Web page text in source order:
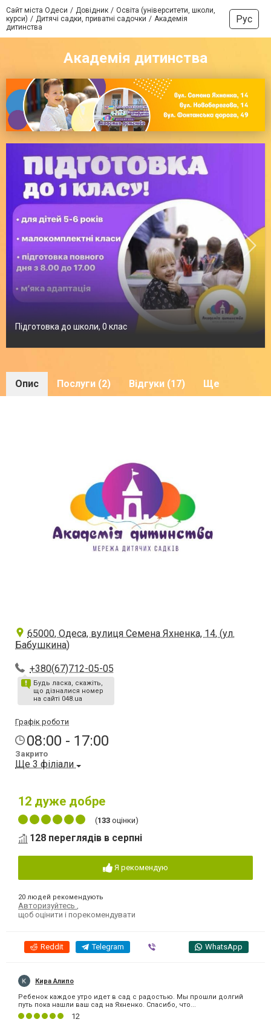
Сайт міста Одеси Довідник
Освіта (університети, школи,
курси)
Дитячі садки, приватні садочки
Академія
дитинства
Рус
Академія дитинства
Підготовка до школи, 0 клас
Опис Послуги (2) Відгуки (17) Ще
65000, Одеса, вулиця Семена Яхненка, 14, (ул.
Бабушкина)
+380(67)712-05-05
Будь ласка, скажіть,
що дізналися номер
на сайті 048.ua
Графік роботи
08:00 - 17:00
Закрито
Ще 3 філіали
12 дуже добре
(133 оцінки)
128 переглядів в серпні
Я рекомендую
20 людей рекомендують
Авторизуйтесь ,
щоб оцінити і порекомендувати
Reddit Telegram WhatsApp
Кира Алипо
Ребенок каждое утро идет в сад с радостью. Мы прошли долгий
путь пока нашли ваш сад на Яхненко. Спасибо, что...
12